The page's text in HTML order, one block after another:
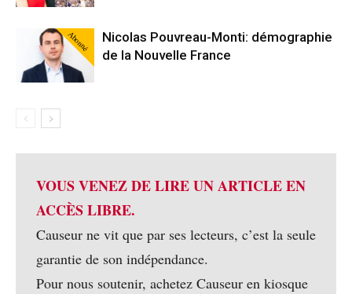
Abonné
Nicolas Pouvreau-Monti: démographie
de la Nouvelle France
VOUS VENEZ DE LIRE UN ARTICLE EN
ACCÈS LIBRE.
Causeur ne vit que par ses lecteurs, c’est la seule
garantie de son indépendance.
Pour nous soutenir, achetez Causeur en kiosque